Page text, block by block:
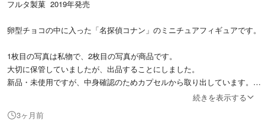
フルタ製菓 2019年発売
卵型チョコの中に入った「名探偵コナン」のミニチュアフィギュアです。
1枚目の写真は私物で、2枚目の写真が商品です。
大切に保管していましたが、出品することにしました。
新品・未使用ですが、中身確認のためカプセルから取り出しています。
続きを表示する
3ヶ月前